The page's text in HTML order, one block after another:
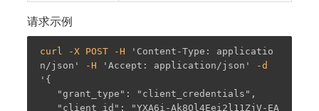
请求示例
curl -X POST -H
'Content-Type: applicatio
n/json'
-H 'Accept: application/json'
'{